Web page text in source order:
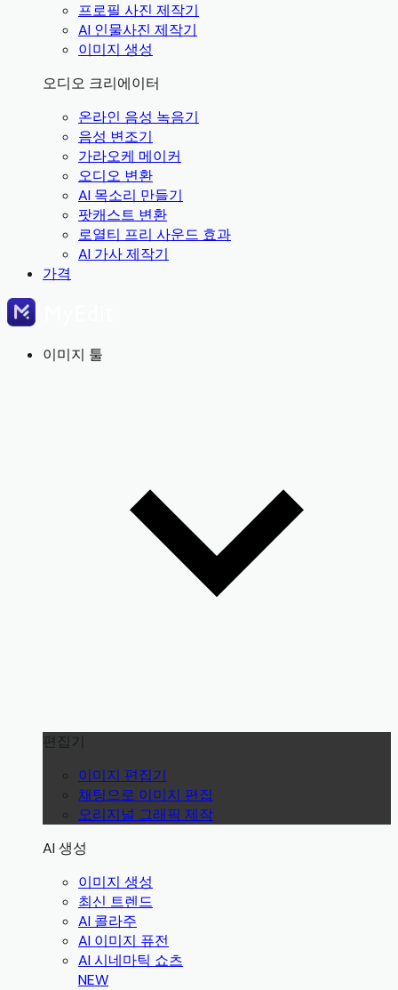
프로필 사진 제작기
AI 인물사진 제작기
이미지 생성
오디오 크리에이터
온라인 음성 녹음기
음성 변조기
가라오케 메이커
오디오 변환
AI 목소리 만들기
팟캐스트 변환
로열티 프리 사운드 효과
AI 가사 제작기
가격
이미지 툴
편집기
이미지 편집기
채팅으로 이미지 편집
오리지널 그래픽 제작
AI 생성
이미지 생성
최신 트렌드
AI 콜라주
AI 이미지 퓨전
AI 시네마틱 쇼츠
NEW